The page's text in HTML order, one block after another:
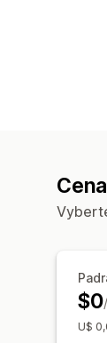
Cena
$0
U$